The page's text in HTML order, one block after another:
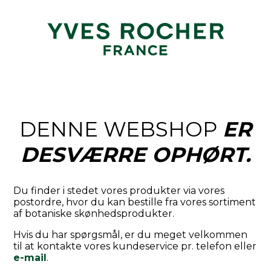
DENNE WEBSHOP ER
DESVÆRRE OPHØRT.
Du finder i stedet vores produkter via vores
postordre, hvor du kan bestille fra vores sortiment
af botaniske skønhedsprodukter.
Hvis du har spørgsmål, er du meget velkommen
til at kontakte vores kundeservice pr. telefon eller
e-mail.